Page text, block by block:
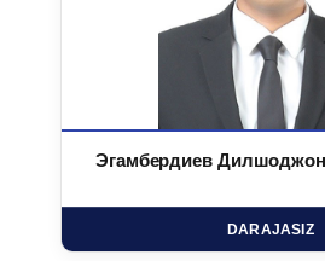
Эгамбердиев
DARAJASIZ